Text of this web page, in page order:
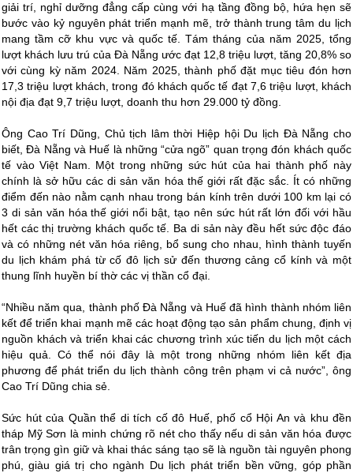
giải trí, nghỉ dưỡng đẳng cấp cùng với hạ tầng đồng bộ, hứa hẹn sẽ
bước vào kỷ nguyên phát triển mạnh mẽ, trở thành trung tâm du lịch
mang tầm cỡ khu vực và quốc tế. Tám tháng của năm 2025, tổng
lượt khách lưu trú của Đà Nẵng ước đạt 12,8 triệu lượt, tăng 20,8% so
với cùng kỳ năm 2024. Năm 2025, thành phố đặt mục tiêu đón hơn
17,3 triệu lượt khách, trong đó khách quốc tế đạt 7,6 triệu lượt, khách
nội địa đạt 9,7 triệu lượt, doanh thu hơn 29.000 tỷ đồng.
Ông Cao Trí Dũng, Chủ tịch lâm thời Hiệp hội Du lịch Đà Nẵng cho
biết, Đà Nẵng và Huế là những “cửa ngõ” quan trọng đón khách quốc
tế vào Việt Nam. Một trong những sức hút của hai thành phố này
chính là sở hữu các di sản văn hóa thế giới rất đặc sắc. Ít có những
điểm đến nào nằm cạnh nhau trong bán kính trên dưới 100 km lại có
3 di sản văn hóa thế giới nổi bật, tạo nên sức hút rất lớn đối với hầu
hết các thị trường khách quốc tế. Ba di sản này đều hết sức độc đáo
và có những nét văn hóa riêng, bổ sung cho nhau, hình thành tuyến
du lịch khám phá từ cố đô lịch sử đến thương cảng cổ kính và một
thung lĩnh huyền bí thờ các vị thần cổ đại.
“Nhiều năm qua, thành phố Đà Nẵng và Huế đã hình thành nhóm liên
kết để triển khai mạnh mẽ các hoạt động tạo sản phẩm chung, định vị
nguồn khách và triển khai các chương trình xúc tiến du lịch một cách
hiệu quả. Có thể nói đây là một trong những nhóm liên kết địa
phương để phát triển du lịch thành công trên phạm vi cả nước”, ông
Cao Trí Dũng chia sẻ.
Sức hút của Quần thể di tích cố đô Huế, phố cổ Hội An và khu đền
tháp Mỹ Sơn là minh chứng rõ nét cho thấy nếu di sản văn hóa được
trân trọng gìn giữ và khai thác sáng tạo sẽ là nguồn tài nguyên phong
phú, giàu giá trị cho ngành Du lịch phát triển bền vững, góp phần